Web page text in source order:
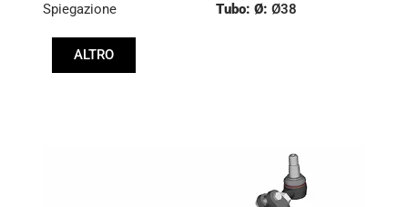
Spiegazione Tubo: Ø: Ø38
ALTRO